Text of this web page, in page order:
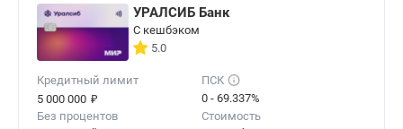
УРАЛСИБ Банк
С кешбэком
5.0
Кредитный лимит
5 000 000 ₽
ПСК
0 - 69.337%
Без процентов
Стоимость